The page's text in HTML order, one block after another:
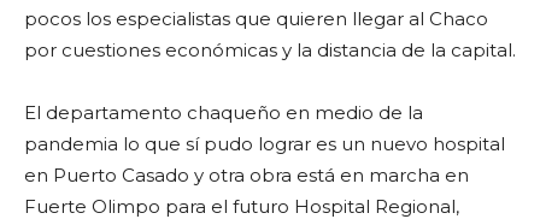
pocos los especialistas que quieren llegar al Chaco
por cuestiones económicas y la distancia de la capital.
El departamento chaqueño en medio de la
pandemia lo que sí pudo lograr es un nuevo hospital
en Puerto Casado y otra obra está en marcha en
Fuerte Olimpo para el futuro Hospital Regional,